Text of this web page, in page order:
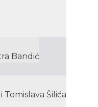
Bandić
Tomislava Šilića